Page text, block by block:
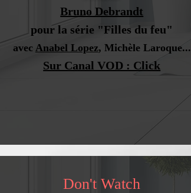
Bruno Debrandt
pour la série "Filles du feu"
avec Anabel Lopez, Michèle Laroque...
Sur Canal VOD : Click
Don't Watch